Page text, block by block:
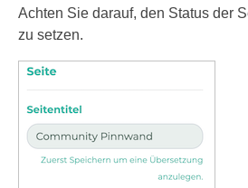
Achten Sie darauf, den Status der
zu setzen.